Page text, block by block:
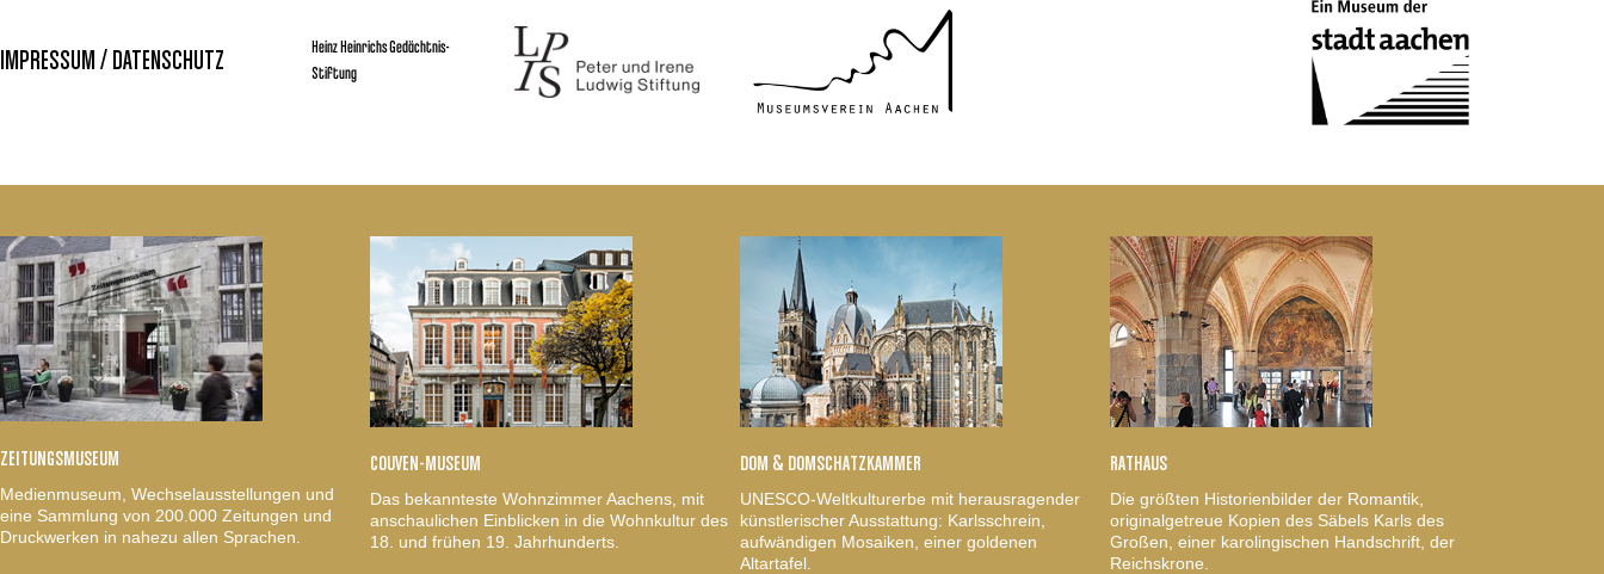
IMPRESSUM / DATENSCHUTZ
Heinz Heinrichs Gedächtnis-
Stiftung
ZEITUNGSMUSEUM
Medienmuseum, Wechselausstellungen und
eine Sammlung von 200.000 Zeitungen und
Druckwerken in nahezu allen Sprachen.
COUVEN-MUSEUM
Das bekannteste Wohnzimmer Aachens, mit
anschaulichen Einblicken in die Wohnkultur des
18. und frühen 19. Jahrhunderts.
DOM & DOMSCHATZKAMMER
UNESCO-Weltkulturerbe mit herausragender
künstlerischer Ausstattung: Karlsschrein,
aufwändigen Mosaiken, einer goldenen
Altartafel.
RATHAUS
Die größten Historienbilder der Romantik,
originalgetreue Kopien des Säbels Karls des
Großen, einer karolingischen Handschrift, der
Reichskrone.